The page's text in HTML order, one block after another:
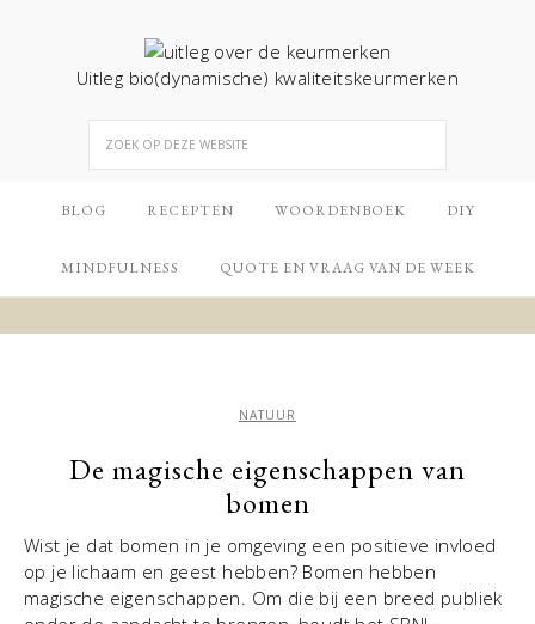
Uitleg bio(dynamische) kwaliteitskeurmerken
BLOG RECEPTEN WOORDENBOEK DIY
MINDFULNESS QUOTE EN VRAAG VAN DE WEEK
NATUUR
De magische eigenschappen van
bomen
Wist je dat bomen in je omgeving een positieve invloed
op je lichaam en geest hebben? Bomen hebben
magische eigenschappen. Om die bij een breed publiek